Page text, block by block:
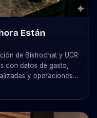
Están
de Bistrochat y UCR
con datos de gasto,
y operaciones